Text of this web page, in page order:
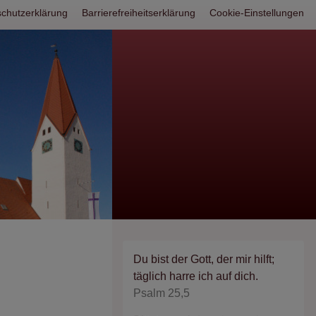
Barrierefreiheitserklärung Cookie-Einstellungen
Du bist der Gott, der mir hilft;
täglich harre ich auf dich.
Psalm 25,5